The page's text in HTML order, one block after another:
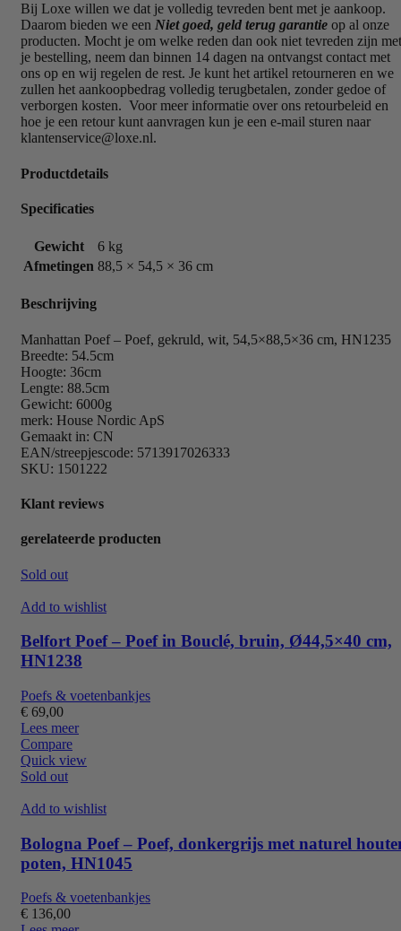
Bij Loxe willen we dat je volledig tevreden bent met je aankoop.
Daarom bieden we een Niet goed, geld terug garantie op al onze
producten. Mocht je om welke reden dan ook niet tevreden zijn met
je bestelling, neem dan binnen 14 dagen na ontvangst contact met
ons op en wij regelen de rest. Je kunt het artikel retourneren en we
zullen het aankoopbedrag volledig terugbetalen, zonder gedoe of
verborgen kosten. Voor meer informatie over ons retourbeleid en
hoe je een retour kunt aanvragen kun je een e-mail sturen naar
klantenservice@loxe.nl.
Productdetails
Specificaties
Gewicht
6 kg
Afmetingen 88,5 × 54,5 × 36 cm
Beschrijving
Manhattan Poef – Poef, gekruld, wit, 54,5×88,5×36 cm, HN1235
Breedte: 54.5cm
Hoogte: 36cm
Lengte: 88.5cm
Gewicht: 6000g
merk: House Nordic ApS
Gemaakt in: CN
EAN/streepjescode: 5713917026333
SKU: 1501222
Klant reviews
gerelateerde producten
Sold out
Add to wishlist
Belfort Poef – Poef in Bouclé, bruin, Ø44,5×40 cm,
HN1238
Poefs & voetenbankjes
€ 69,00
Lees meer
Compare
Quick view
Sold out
Add to wishlist
Bologna Poef – Poef, donkergrijs met naturel
poten, HN1045
Poefs & voetenbankjes
€ 136,00